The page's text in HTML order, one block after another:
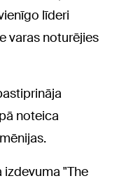
līderi
varas noturējies
noteica
izdevuma "The